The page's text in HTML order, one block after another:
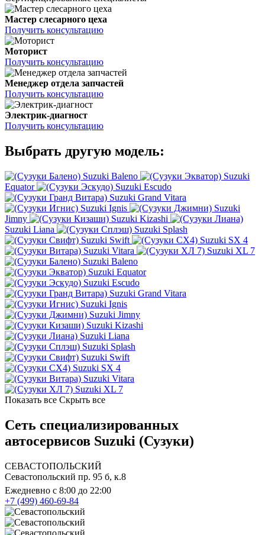
Мастер слесарного цеха
Получить консультацию
Моторист
Получить консультацию
Менеджер отдела запчастей
Получить консультацию
Электрик-диагност
Получить консультацию
Выбрать другую модель:
Suzuki Baleno
Suzuki
Equator
Suzuki Escudo
Suzuki Grand Vitara
Suzuki Ignis
Suzuki
Jimny
Suzuki Kizashi
Suzuki Liana
Suzuki Splash
Suzuki Swift
Suzuki SX 4
Suzuki Vitara
Suzuki XL 7
Suzuki Baleno
Suzuki Equator
Suzuki Escudo
Suzuki Grand Vitara
Suzuki Ignis
Suzuki Jimny
Suzuki Kizashi
Suzuki Liana
Suzuki Splash
Suzuki Swift
Suzuki SX 4
Suzuki Vitara
Suzuki XL 7
Показать все Скрыть все
Сеть специализированных
автосервисов Suzuki (Сузуки)
СЕВАСТОПОЛЬСКИЙ
Севастопольский пр. 95 б, к.8
Ежедневно с 8:00 до 22:00
+7 (499) 460-69-84